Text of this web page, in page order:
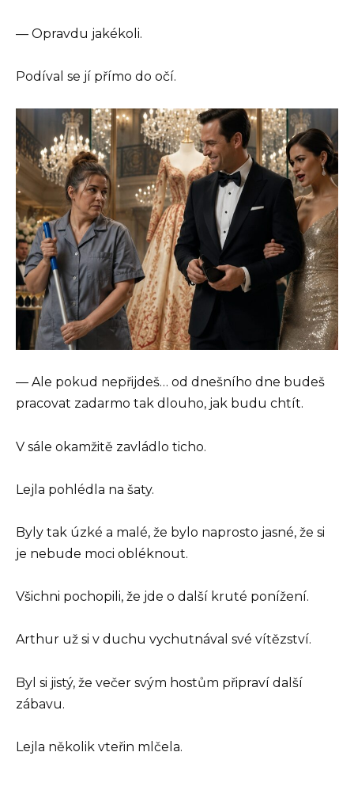
— Opravdu jakékoli.
Podíval se jí přímo do očí.
— Ale pokud nepřijdeš… od dnešního dne budeš
pracovat zadarmo tak dlouho, jak budu chtít.
V sále okamžitě zavládlo ticho.
Lejla pohlédla na šaty.
Byly tak úzké a malé, že bylo naprosto jasné, že si
je nebude moci obléknout.
Všichni pochopili, že jde o další kruté ponížení.
Arthur už si v duchu vychutnával své vítězství.
Byl si jistý, že večer svým hostům připraví další
zábavu.
Lejla několik vteřin mlčela.